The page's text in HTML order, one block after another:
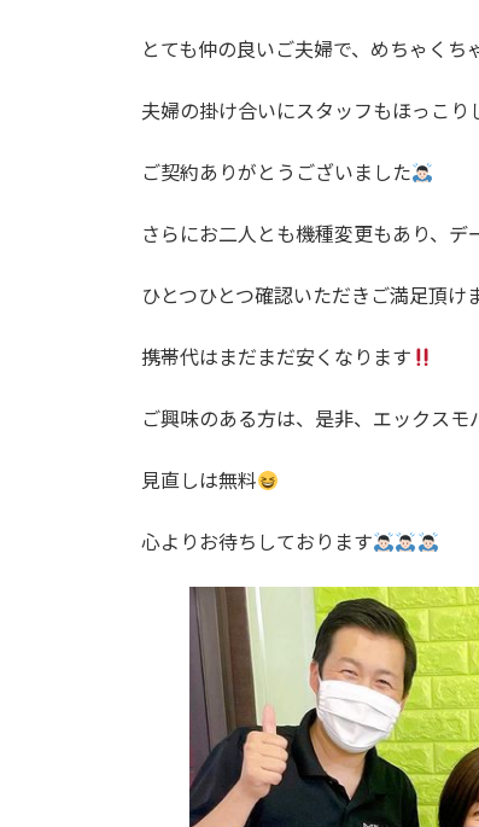
とても仲の良いご夫婦で、めちゃくち
夫婦の掛け合いにスタッフもほっこり
ご契約ありがとうございました
さらにお二人とも機種変更もあり、デ
ひとつひとつ確認いただきご満足頂け
携帯代はまだまだ安くなります
ご興味のある方は、是非、エックス
見直しは無料
心よりお待ちしております